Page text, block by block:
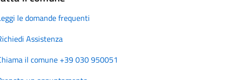
le domande frequenti
Assistenza
il comune +39 030 950051